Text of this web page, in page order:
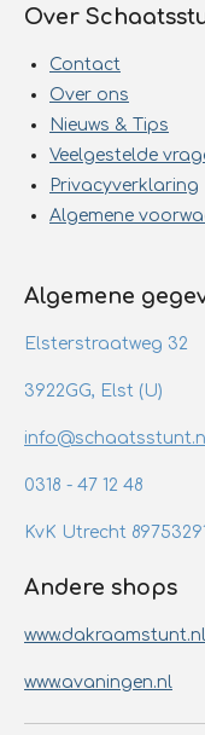
Over
Contact
Over ons
Nieuws & Tips
Veelgestelde
Privacyverklaring
Algemene
Algemene
Elsterstraatweg 32
3922GG, Elst (U)
0318 - 47 12 48
KvK Utrecht 89753291
Andere shops
www.dakraamstunt.nl
www.avaningen.nl